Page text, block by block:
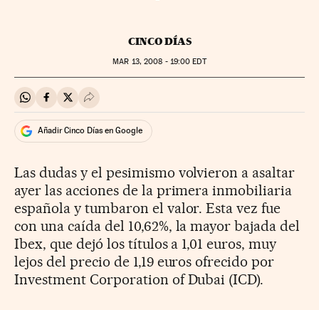
CINCO DÍAS
MAR 13, 2008 - 19:00 EDT
Compartir en Whatsapp
Compartir en Facebook
Compartir en Twitter
Desplegar Redes Sociales
Añadir Cinco Días en Google
Las dudas y el pesimismo volvieron a asaltar
ayer las acciones de la primera inmobiliaria
española y tumbaron el valor. Esta vez fue
con una caída del 10,62%, la mayor bajada del
Ibex, que dejó los títulos a 1,01 euros, muy
lejos del precio de 1,19 euros ofrecido por
Investment Corporation of Dubai (ICD).